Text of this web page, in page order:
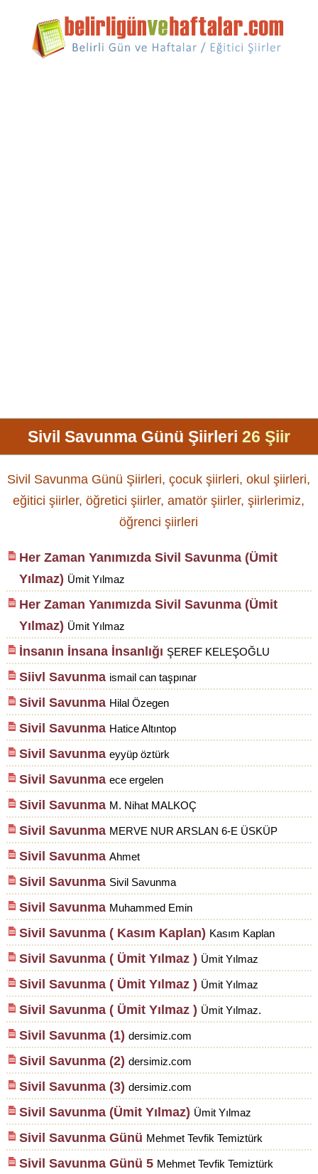
Sivil Savunma Günü Şiirleri 26 Şiir
Sivil Savunma Günü Şiirleri, çocuk şiirleri, okul şiirleri,
eğitici şiirler, öğretici şiirler, amatör şiirler, şiirlerimiz,
öğrenci şiirleri
Her Zaman Yanımızda Sivil Savunma (Ümit
Yılmaz) Ümit Yılmaz
Her Zaman Yanımızda Sivil Savunma (Ümit
Yılmaz) Ümit Yılmaz
İnsanın İnsana İnsanlığı ŞEREF KELEŞOĞLU
Siivl Savunma ismail can taşpınar
Sivil Savunma Hilal Özegen
Sivil Savunma Hatice Altıntop
Sivil Savunma eyyüp öztürk
Sivil Savunma ece ergelen
Sivil Savunma M. Nihat MALKOÇ
Sivil Savunma MERVE NUR ARSLAN 6-E ÜSKÜP
Sivil Savunma Ahmet
Sivil Savunma Sivil Savunma
Sivil Savunma Muhammed Emin
Sivil Savunma ( Kasım Kaplan) Kasım Kaplan
Sivil Savunma ( Ümit Yılmaz ) Ümit Yılmaz
Sivil Savunma ( Ümit Yılmaz ) Ümit Yılmaz
Sivil Savunma ( Ümit Yılmaz ) Ümit Yılmaz.
Sivil Savunma (1) dersimiz.com
Sivil Savunma (2) dersimiz.com
Sivil Savunma (3) dersimiz.com
Sivil Savunma (Ümit Yılmaz) Ümit Yılmaz
Sivil Savunma Günü Mehmet Tevfik Temiztürk
Sivil Savunma Günü 5 Mehmet Tevfik Temiztürk